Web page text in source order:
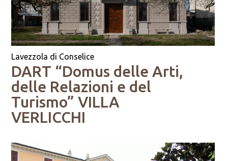
Lavezzola di Conselice
DART “Domus delle Arti,
delle Relazioni e del
Turismo” VILLA
VERLICCHI